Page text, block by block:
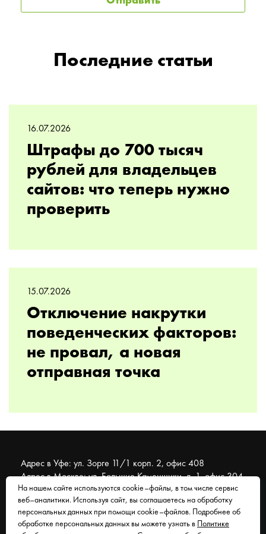
Последние статьи
16.07.2026
Штрафы до 700 тысяч
рублей для владельцев
сайтов: что теперь нужно
проверить
15.07.2026
Отключение накрутки
поведенческих факторов:
не провал, а новая
отправная точка
Адрес в Уфе: ул. Зорге 11/1 корп. 2, офис 408
Адрес в Москве: ул. Большие Каменщики, д. 1, офис 304
© 2007 - 2026 Муравейник. SEO-продвижение, реклама,
сайты. Находимся в Уфе, работаем со всем миром.
На нашем сайте используются cookie–файлы, в том числе сервис
веб–аналитики. Используя сайт, вы соглашаетесь на обработку
персональных данных при помощи cookie–файлов. Подробнее об
обработке персональных данных вы можете узнать в
Политике